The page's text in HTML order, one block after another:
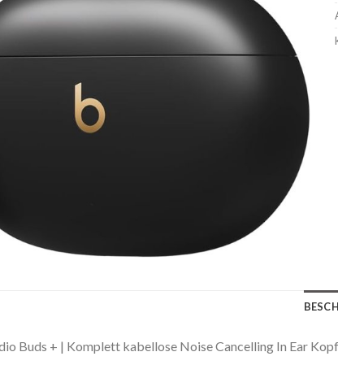
Buds + | Komplett kabellose Noise Cancelling In Ear